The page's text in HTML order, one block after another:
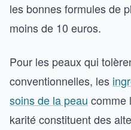
les bonnes formules de
moins de 10 euros.
Pour les peaux qui
conventionnelles, les
soins de la peau comme
karité constituent des